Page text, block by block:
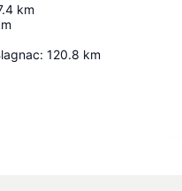
km
: 120.8 km